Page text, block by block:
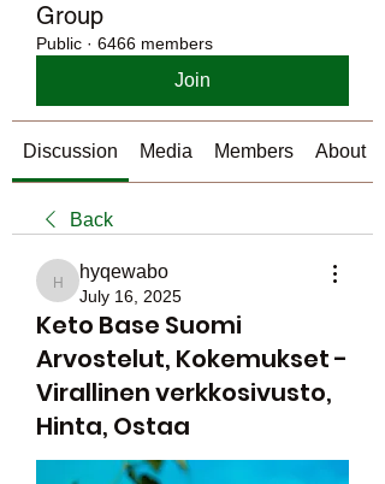
Group
Public · 6466 members
Join
Discussion Media Members About
Back
hyqewabo
hyqewabo
July 16, 2025
Keto Base Suomi
Arvostelut, Kokemukset -
Virallinen verkkosivusto,
Hinta, Ostaa